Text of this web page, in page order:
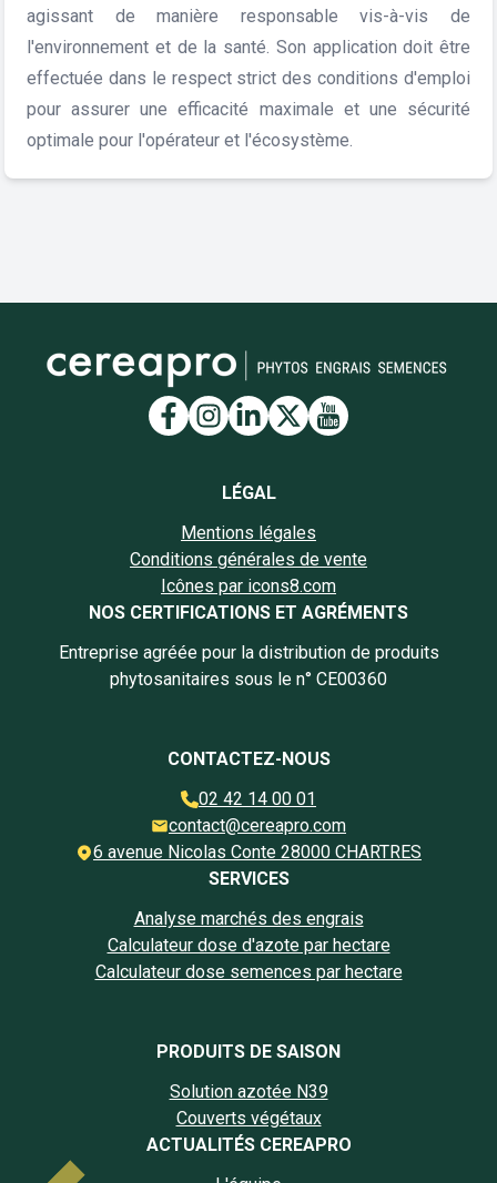
agissant de manière responsable vis-à-vis de
l'environnement et de la santé. Son application doit être
effectuée dans le respect strict des conditions d'emploi
pour assurer une efficacité maximale et une sécurité
optimale pour l'opérateur et l'écosystème.
Lien vers la page
Lien vers la page
Lien vers la page
Lien vers la
Lien vers la
LÉGAL
Mentions légales
Conditions générales de vente
Icônes par icons8.com
NOS CERTIFICATIONS ET AGRÉMENTS
Entreprise agréée pour la distribution de produits
phytosanitaires sous le n° CE00360
CONTACTEZ-NOUS
02 42 14 00 01
contact@cereapro.com
6 avenue Nicolas Conte 28000 CHARTRES
SERVICES
Analyse marchés des engrais
Calculateur dose d'azote par hectare
Calculateur dose semences par hectare
PRODUITS DE SAISON
Solution azotée N39
Couverts végétaux
ACTUALITÉS CEREAPRO